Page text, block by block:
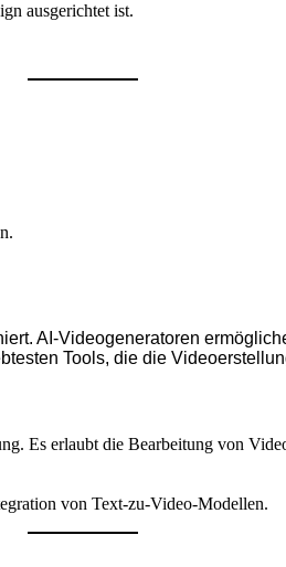
ausgerichtet ist.
AI-Videogeneratoren
Tools, die die
Es erlaubt die Bearbeitung von
von Text-zu-Video-Modellen.